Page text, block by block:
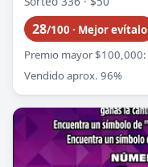
28/100 · Mejor evítalo
Premio mayor $100,000:
Vendido aprox. 96%